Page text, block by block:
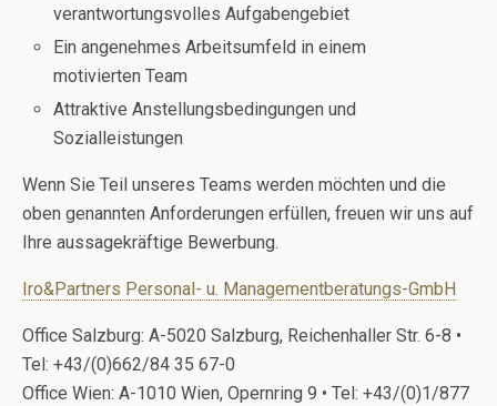
verantwortungsvolles Aufgabengebiet
Ein angenehmes Arbeitsumfeld in einem
motivierten Team
Attraktive Anstellungsbedingungen und
Sozialleistungen
Wenn Sie Teil unseres Teams werden möchten und die
oben genannten Anforderungen erfüllen, freuen wir uns auf
Ihre aussagekräftige Bewerbung.
Iro&Partners Personal- u. Managementberatungs-GmbH
Office Salzburg: A-5020 Salzburg, Reichenhaller Str. 6-8 •
Tel: +43/(0)662/84 35 67-0
Office Wien: A-1010 Wien, Opernring 9 • Tel: +43/(0)1/877